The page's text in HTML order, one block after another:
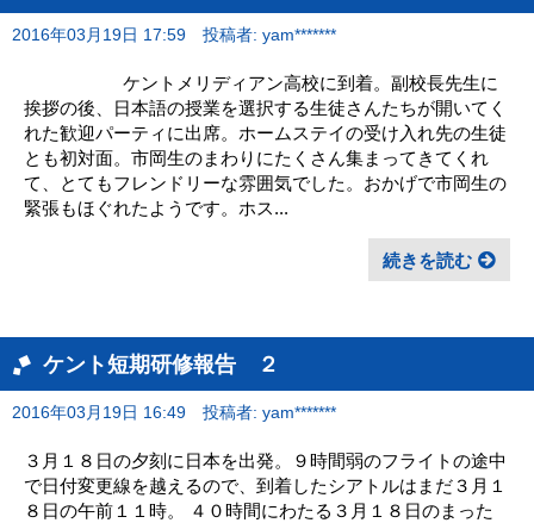
2016年03月19日 17:59 投稿者: yam*******
ケントメリディアン高校に到着。副校長先生に
挨拶の後、日本語の授業を選択する生徒さんたちが開いてく
れた歓迎パーティに出席。ホームステイの受け入れ先の生徒
とも初対面。市岡生のまわりにたくさん集まってきてくれ
て、とてもフレンドリーな雰囲気でした。おかげで市岡生の
緊張もほぐれたようです。ホス...
続きを読む
ケント短期研修報告 ２
2016年03月19日 16:49 投稿者: yam*******
３月１８日の夕刻に日本を出発。９時間弱のフライトの途中
で日付変更線を越えるので、到着したシアトルはまだ３月１
８日の午前１１時。 ４０時間にわたる３月１８日のまった